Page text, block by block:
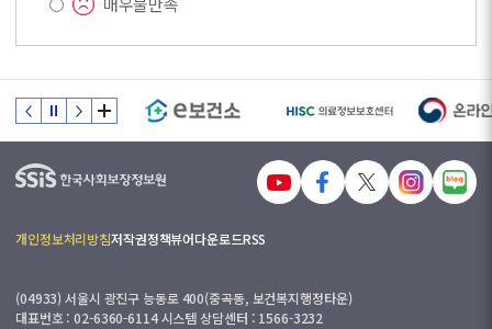
개인정보처리방침저작권정책뷰어다운로드RSS
(04933) 서울시 광진구 능동로 400(중곡동, 보건복지행정타운)
대표번호 : 02-6360-6114 시스템 상담센터 : 1566-3232